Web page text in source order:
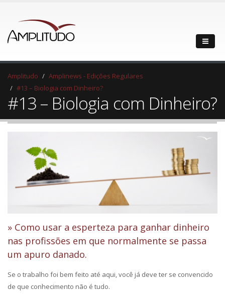
Amplitudo
Amplinews - Edições Regulares
#13 – Biologia com Dinheiro?
#13 – Biologia com Dinheiro?
» Como usar a esperteza para ganhar dinheiro
nas profissões em que normalmente se passa
um apuro danado.
Se o trabalho foi bem feito até aqui, você já deve ter se convencido
de que conhecimento não é tudo.